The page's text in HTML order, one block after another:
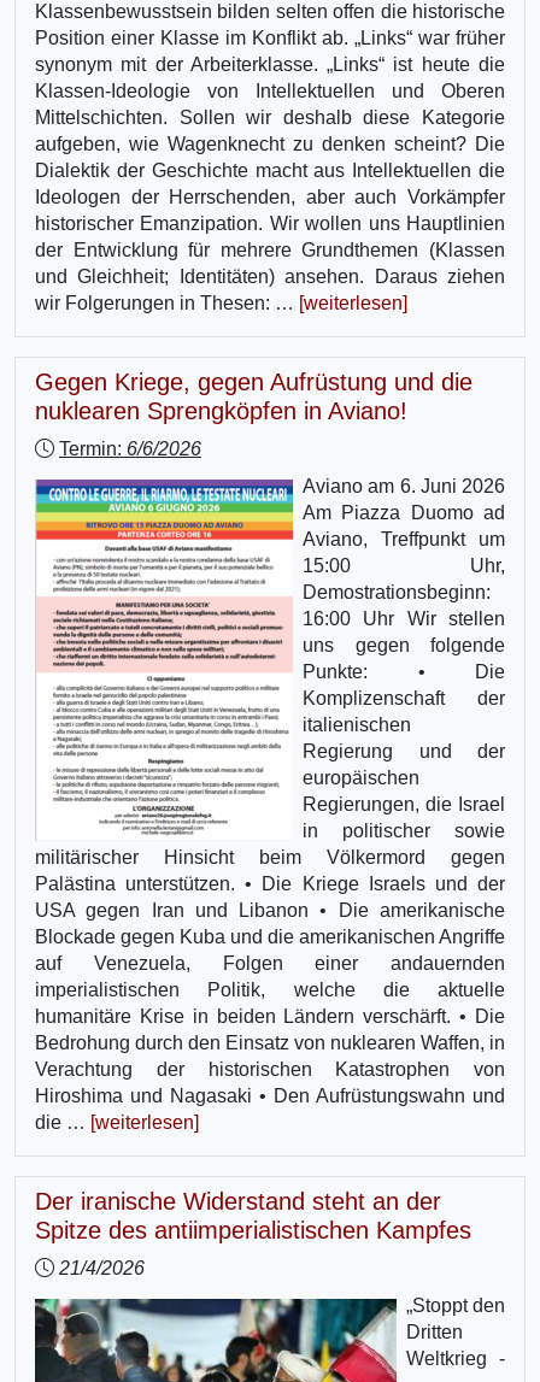
Klassenbewusstsein bilden selten offen die historische
Position einer Klasse im Konflikt ab. „Links“ war früher
synonym mit der Arbeiterklasse. „Links“ ist heute die
Klassen-Ideologie von Intellektuellen und Oberen
Mittelschichten. Sollen wir deshalb diese Kategorie
aufgeben, wie Wagenknecht zu denken scheint? Die
Dialektik der Geschichte macht aus Intellektuellen die
Ideologen der Herrschenden, aber auch Vorkämpfer
historischer Emanzipation. Wir wollen uns Hauptlinien
der Entwicklung für mehrere Grundthemen (Klassen
und Gleichheit; Identitäten) ansehen. Daraus ziehen
wir Folgerungen in Thesen: … [weiterlesen]
Gegen Kriege, gegen Aufrüstung und die
nuklearen Sprengköpfen in Aviano!
Termin: 6/6/2026
Aviano am 6. Juni 2026
Am Piazza Duomo ad
Aviano, Treffpunkt um
15:00 Uhr,
Demostrationsbeginn:
16:00 Uhr Wir stellen
uns gegen folgende
Punkte: • Die
Komplizenschaft der
italienischen
Regierung und der
europäischen
Regierungen, die Israel
in politischer sowie
militärischer Hinsicht beim Völkermord gegen
Palästina unterstützen. • Die Kriege Israels und der
USA gegen Iran und Libanon • Die amerikanische
Blockade gegen Kuba und die amerikanischen Angriffe
auf Venezuela, Folgen einer andauernden
imperialistischen Politik, welche die aktuelle
humanitäre Krise in beiden Ländern verschärft. • Die
Bedrohung durch den Einsatz von nuklearen Waffen, in
Verachtung der historischen Katastrophen von
Hiroshima und Nagasaki • Den Aufrüstungswahn und
die … [weiterlesen]
Der iranische Widerstand steht an der
Spitze des antiimperialistischen Kampfes
21/4/2026
„Stoppt den
Dritten
Weltkrieg -